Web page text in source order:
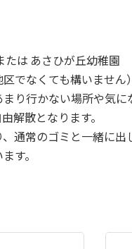
は あさひが丘幼稚園
でなくても構いません
り行かない場所や気
解散となります。
通常のゴミと一緒に出
す。